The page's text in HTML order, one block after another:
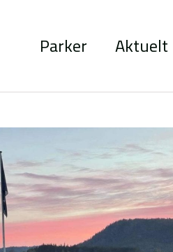
Parker Aktuelt